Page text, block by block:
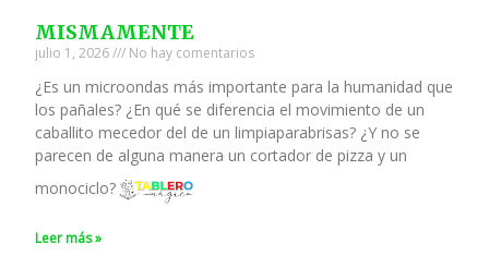
MISMAMENTE
julio 1, 2026 No hay comentarios
¿Es un microondas más importante para la humanidad que
los pañales? ¿En qué se diferencia el movimiento de un
caballito mecedor del de un limpiaparabrisas? ¿Y no se
parecen de alguna manera un cortador de pizza y un
monociclo?
Leer más »